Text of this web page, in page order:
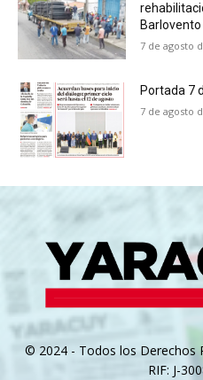
Barlovento
7 de agosto
Portada 7
7 de agosto
© 2024 - Todos los Derechos
RIF: J-